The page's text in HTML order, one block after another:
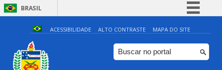
BRASIL
Simplifique!
Comunica BR
Participe
ACESSIBILIDADE ALTO CONTRASTE MAPA DO SITE